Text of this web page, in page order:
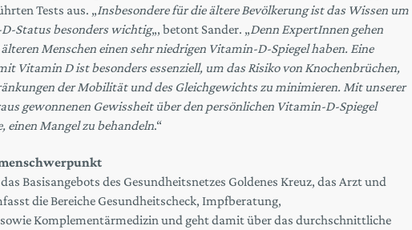
Tests aus. „Insbesondere für die ältere Bevölkerung ist das Wissen um
Status besonders wichtig„, betont Sander. „Denn ExpertInnen gehen
Menschen einen sehr niedrigen Vitamin-D-Spiegel haben. Eine
Vitamin D ist besonders essenziell, um das Risiko von Knochenbrüchen,
der Mobilität und des Gleichgewichts zu minimieren. Mit unserer
gewonnenen Gewissheit über den persönlichen Vitamin-D-Spiegel
einen Mangel zu behandeln.“
Basisangebots des Gesundheitsnetzes Goldenes Kreuz, das Arzt und
die Bereiche Gesundheitscheck, Impfberatung,
Komplementärmedizin und geht damit über das durchschnittliche